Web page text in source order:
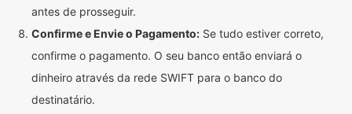
antes de prosseguir.
Confirme e Envie o Pagamento: Se tudo estiver correto,
confirme o pagamento. O seu banco então enviará o
dinheiro através da rede SWIFT para o banco do
destinatário.